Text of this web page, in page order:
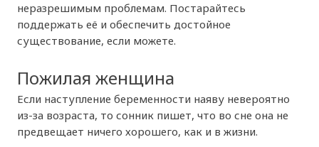
неразрешимым проблемам. Постарайтесь
поддержать её и обеспечить достойное
существование, если можете.
Пожилая женщина
Если наступление беременности наяву невероятно
из-за возраста, то сонник пишет, что во сне она не
предвещает ничего хорошего, как и в жизни.